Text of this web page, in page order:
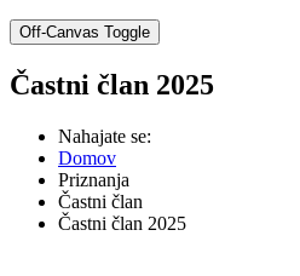
Off-Canvas Toggle
Častni član 2025
Nahajate se:
Domov
Priznanja
Častni član
Častni član 2025